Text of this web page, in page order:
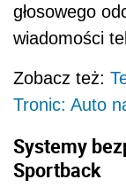
głosowego
wiadomości
Zobacz też:
Tronic: Auto
Systemy
Sportback